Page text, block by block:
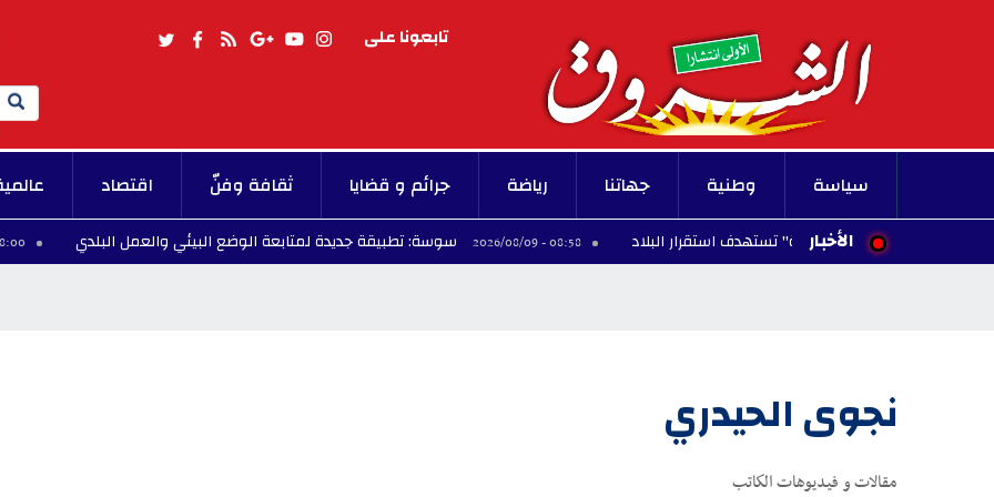
تابعونا على
Search
سياسة وطنية جهاتنا رياضة جرائم و قضايا ثقافة وفنّ اقتصاد
الأخبار
من "حرب هجينة" تستهدف استقرار البلاد 08:58 - 2026/08/09 سوسة: تطبيقة جديدة لمتابعة الوضع البيئي والعمل البلدي 08:00 - 2026/08/09
نجوى الحيدري
مقالات و فيديوهات الكاتب